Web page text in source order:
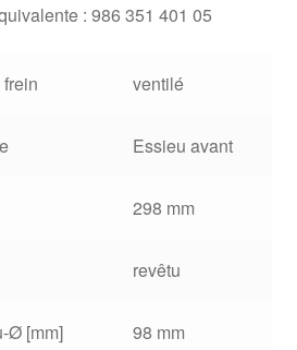
: 986 351 401 05
ventilé
Essieu avant
298 mm
revêtu
Ø [mm] 98 mm